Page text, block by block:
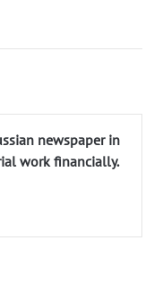
newspaper in
work financially.